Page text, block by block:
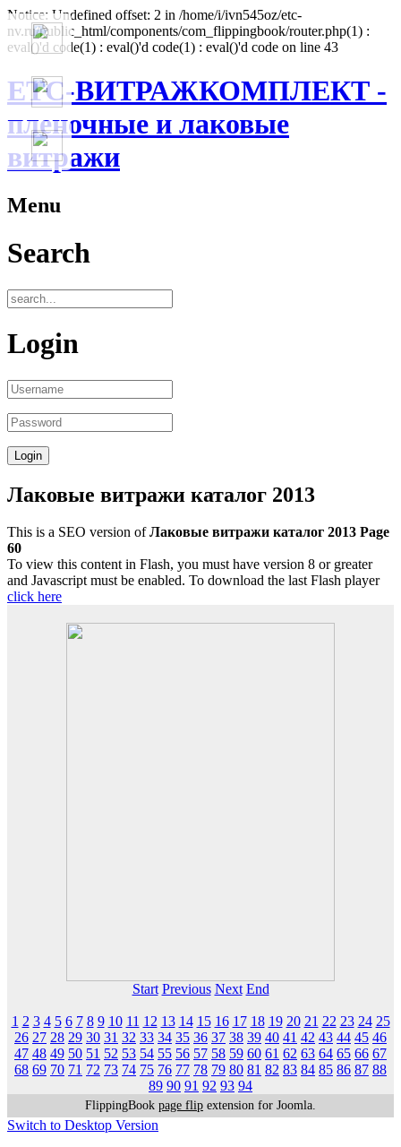
Notice: Undefined offset: 2 in /home/i/ivn545oz/etc-
nv.ru/public_html/components/com_flippingbook/router.php(1) :
eval()'d code(1) : eval()'d code(1) : eval()'d code on line 43
ЕТС-ВИТРАЖКОМПЛЕКТ -
пленочные и лаковые
витражи
Menu
Search
Login
Лаковые витражи каталог 2013
This is a SEO version ofЛаковые витражи каталог 2013 Page
60
To view this content in Flash, you must have version 8 or greater
and Javascript must be enabled. To download the last Flash player
click here
Start Previous Next End
1 2 3 4 5 6 7 8 9 10 11 12 13 14 15 16 17 18 19 20 21 22 23 24 25
26 27 28 29 30 31 32 33 34 35 36 37 38 39 40 41 42 43 44 45 46
47 48 49 50 51 52 53 54 55 56 57 58 59 60 61 62 63 64 65 66 67
68 69 70 71 72 73 74 75 76 77 78 79 80 81 82 83 84 85 86 87 88
89 90 91 92 93 94
FlippingBook page flip extension for Joomla.
Switch to Desktop Version